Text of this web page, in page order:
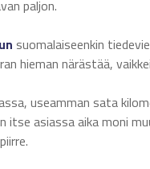
paljon.
suomalaiseenkin
hieman närästää,
useamman sata
itse asiassa aika moni